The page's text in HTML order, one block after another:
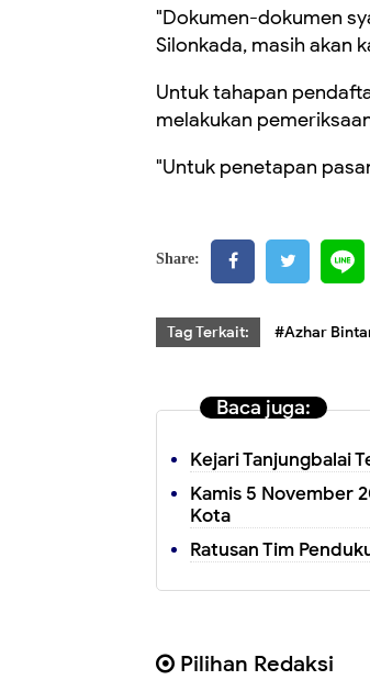
"Dokumen-dokumen
Silonkada, masih akan
Untuk tahapan
melakukan
"Untuk penetapan
Share:
Tag Terkait: #Azhar
Baca juga:
Kejari Tanjungbalai
Kamis 5 November
Kota
Ratusan Tim
Pilihan Redaksi